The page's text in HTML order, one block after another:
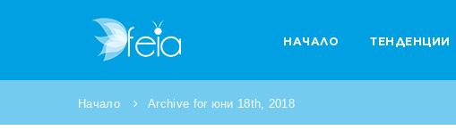
НАЧАЛО ТЕНДЕНЦИИ
Начало Archive for юни 18th, 2018